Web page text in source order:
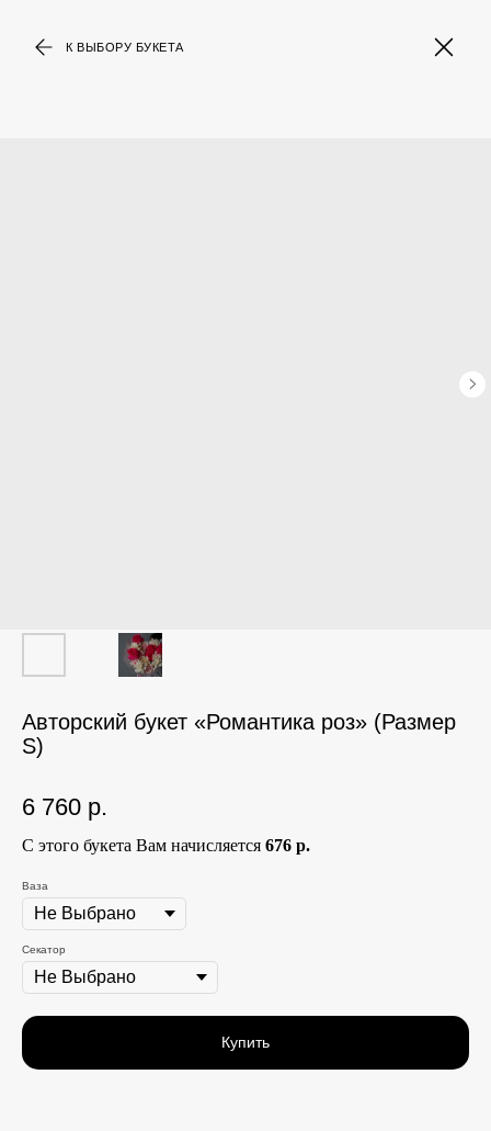
К ВЫБОРУ БУКЕТА
Авторский букет «Романтика роз» (Размер
S)
6 760 р.
С этого букета Вам начисляется 676 р.
Ваза
Секатор
Купить